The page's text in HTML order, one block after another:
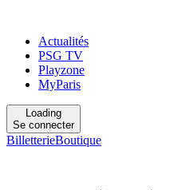
Actualités
PSG TV
Playzone
MyParis
Loading
Se connecter
BilletterieBoutique